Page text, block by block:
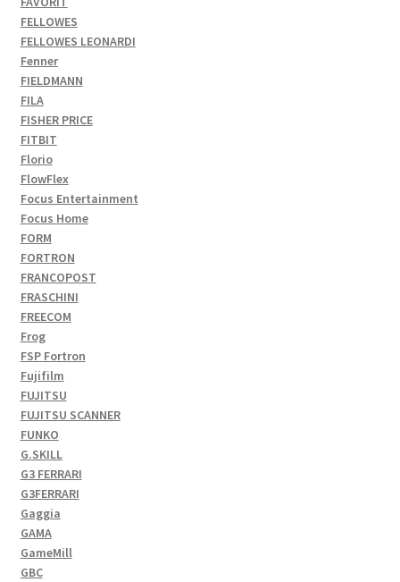
FELLOWES
FELLOWES LEONARDI
Fenner
FIELDMANN
FILA
FISHER PRICE
FITBIT
Florio
FlowFlex
Focus Entertainment
Focus Home
FORM
FORTRON
FRANCOPOST
FRASCHINI
FREECOM
Frog
FSP Fortron
Fujifilm
FUJITSU
FUJITSU SCANNER
FUNKO
G.SKILL
G3 FERRARI
G3FERRARI
Gaggia
GAMA
GameMill
GBC